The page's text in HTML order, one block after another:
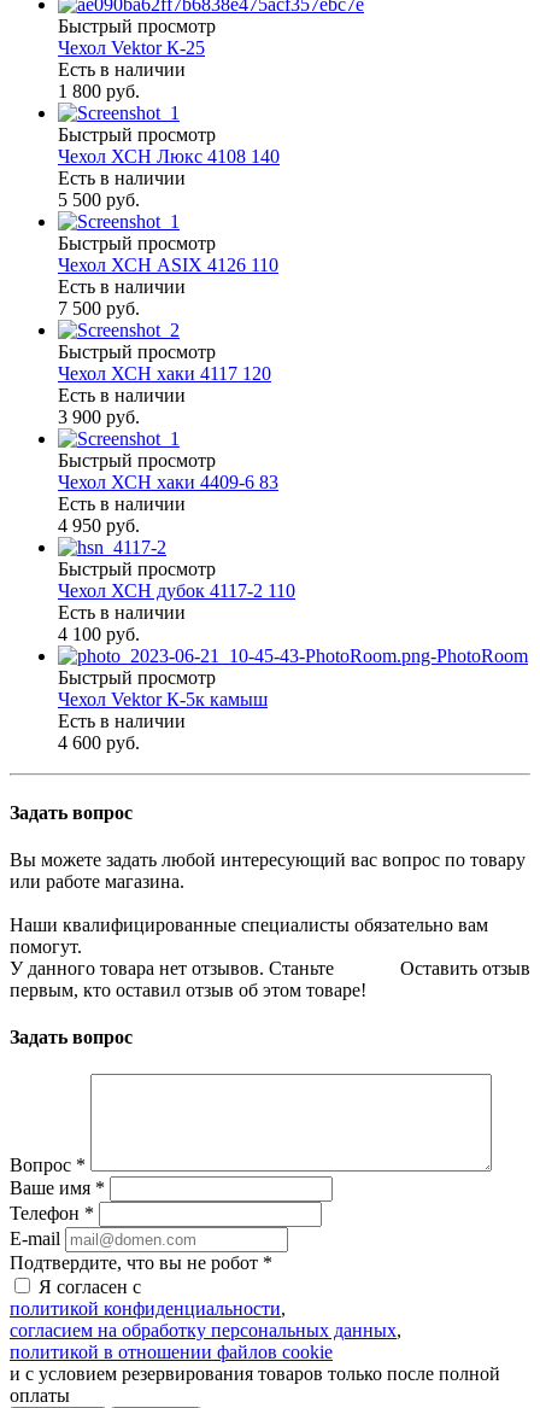
Быстрый просмотр
Чехол Vektor К-25
Есть в наличии
1 800 руб.
Быстрый просмотр
Чехол ХСН Люкс 4108 140
Есть в наличии
5 500 руб.
Быстрый просмотр
Чехол ХСН ASIX 4126 110
Есть в наличии
7 500 руб.
Быстрый просмотр
Чехол ХСН хаки 4117 120
Есть в наличии
3 900 руб.
Быстрый просмотр
Чехол ХСН хаки 4409-6 83
Есть в наличии
4 950 руб.
Быстрый просмотр
Чехол ХСН дубок 4117-2 110
Есть в наличии
4 100 руб.
Быстрый просмотр
Чехол Vektor К-5к камыш
Есть в наличии
4 600 руб.
Задать вопрос
Вы можете задать любой интересующий вас вопрос по товару
или работе магазина.
Наши квалифицированные специалисты обязательно вам
помогут.
Оставить отзыв
У данного товара нет отзывов. Станьте
первым, кто оставил отзыв об этом товаре!
Задать вопрос
Вопрос *
Ваше имя *
Телефон *
E-mail
Подтвердите, что вы не робот *
Я согласен с
политикой конфиденциальности,
согласием на обработку персональных данных,
политикой в отношении файлов cookie
и с условием резервирования товаров только после полной
оплаты